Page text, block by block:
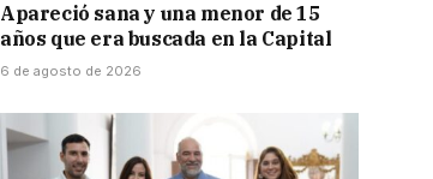
Apareció sana y una menor de 15
años que era buscada en la Capital
6 de agosto de 2026